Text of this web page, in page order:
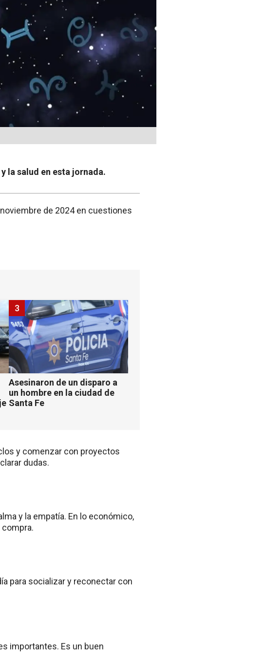
la salud en esta jornada.
de 2024 en cuestiones
Asesinaron de un disparo a
un hombre en la ciudad de
Santa Fe
3
y comenzar con proyectos
dudas.
y la empatía. En lo económico,
para socializar y reconectar con
importantes. Es un buen